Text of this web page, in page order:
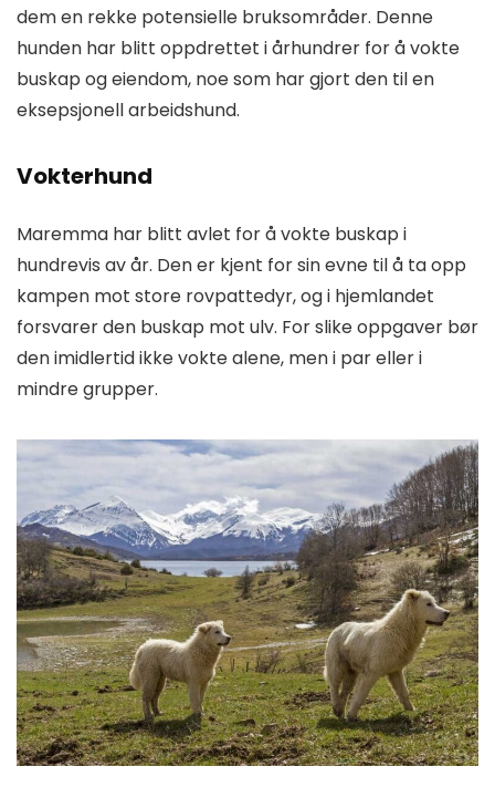
dem en rekke potensielle bruksområder. Denne
hunden har blitt oppdrettet i århundrer for å vokte
buskap og eiendom, noe som har gjort den til en
eksepsjonell arbeidshund.
Vokterhund
Maremma har blitt avlet for å vokte buskap i
hundrevis av år. Den er kjent for sin evne til å ta opp
kampen mot store rovpattedyr, og i hjemlandet
forsvarer den buskap mot ulv. For slike oppgaver bør
den imidlertid ikke vokte alene, men i par eller i
mindre grupper.